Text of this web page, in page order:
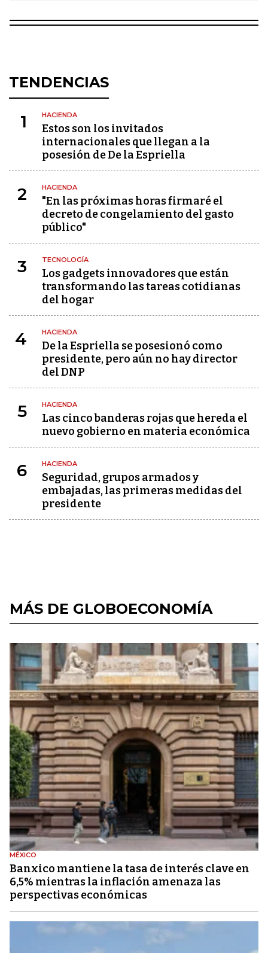
TENDENCIAS
1 HACIENDA
Estos son los invitados
internacionales que llegan a la
posesión de De la Espriella
2 HACIENDA
"En las próximas horas firmaré el
decreto de congelamiento del gasto
público"
3 TECNOLOGÍA
Los gadgets innovadores que están
transformando las tareas cotidianas
del hogar
4 HACIENDA
De la Espriella se posesionó como
presidente, pero aún no hay director
del DNP
5 HACIENDA
Las cinco banderas rojas que hereda el
nuevo gobierno en materia económica
6 HACIENDA
Seguridad, grupos armados y
embajadas, las primeras medidas del
presidente
MÁS DE GLOBOECONOMÍA
MÉXICO
Banxico mantiene la tasa de interés clave en
6,5% mientras la inflación amenaza las
perspectivas económicas